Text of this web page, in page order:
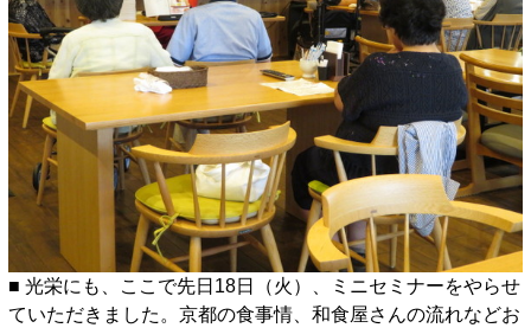
■ 光栄にも、ここで先日18日（火）、ミニセミナーをやらせ
ていただきました。京都の食事情、和食屋さんの流れなどお